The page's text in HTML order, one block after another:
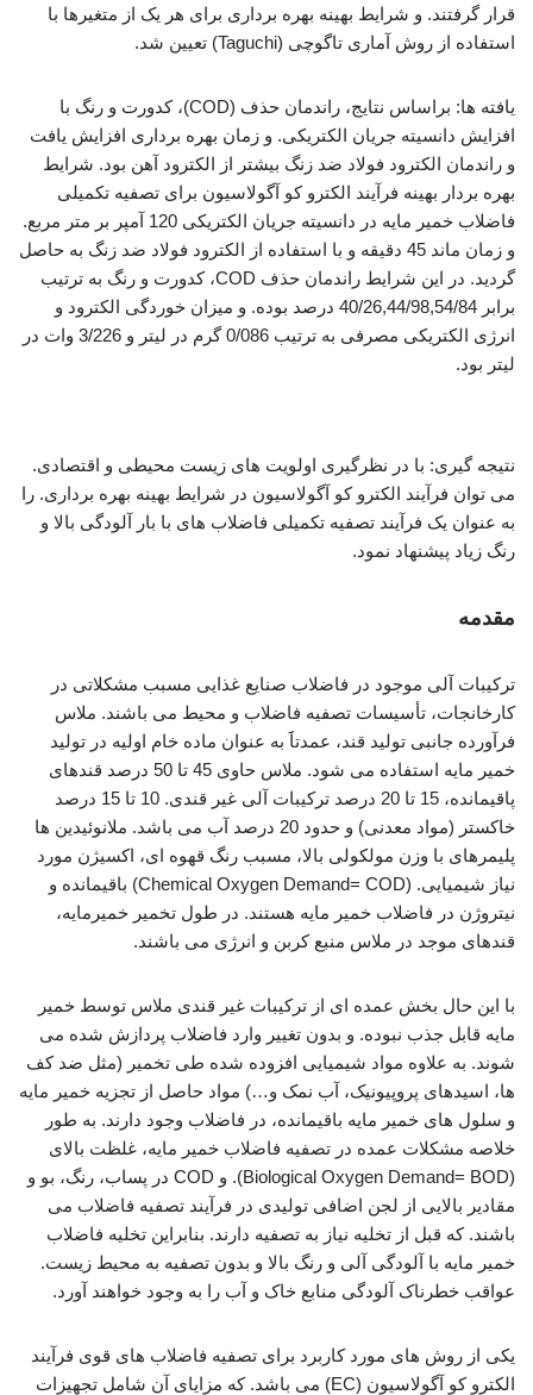
قرار گرفتند. و شرایط بهینه بهره برداری برای هر یک از متغیرها با
استفاده از روش آماری تاگوچی (Taguchi) تعیین شد.
یافته ها: براساس نتایج، راندمان حذف (COD)، کدورت و رنگ با
افزایش دانسیته جریان الکتریکی. و زمان بهره برداری افزایش یافت
و راندمان الکترود فولاد ضد زنگ بیشتر از الکترود آهن بود. شرایط
بهره بردار بهینه فرآیند الکترو کو آگولاسیون برای تصفیه تکمیلی
فاضلاب خمیر مایه در دانسیته جریان الکتریکی 120 آمپر بر متر مربع.
و زمان ماند 45 دقیقه و با استفاده از الکترود فولاد ضد زنگ به حاصل
گردید. در این شرایط راندمان حذف COD، کدورت و رنگ به ترتیب
برابر 40/26,44/98,54/84 درصد بوده. و میزان خوردگی الکترود و
انرژی الکتریکی مصرفی به ترتیب 0/086 گرم در لیتر و 3/226 وات در
لیتر بود.
نتیجه گیری: با در نظرگیری اولویت های زیست محیطی و اقتصادی.
می توان فرآیند الکترو کو آگولاسیون در شرایط بهینه بهره برداری. را
به عنوان یک فرآیند تصفیه تکمیلی فاضلاب های با بار آلودگی بالا و
رنگ زیاد پیشنهاد نمود.
مقدمه
ترکیبات آلی موجود در فاضلاب صنایع غذایی مسبب مشکلاتی در
کارخانجات، تأسیسات تصفیه فاضلاب و محیط می باشند. ملاس
فرآورده جانبی تولید قند، عمدتاََ به عنوان ماده خام اولیه در تولید
خمیر مایه استفاده می شود. ملاس حاوی 45 تا 50 درصد قندهای
پاقیمانده، 15 تا 20 درصد ترکیبات آلی غیر قندی. 10 تا 15 درصد
خاکستر (مواد معدنی) و حدود 20 درصد آب می باشد. ملانوئیدین ها
پلیمرهای با وزن مولکولی بالا، مسبب رنگ قهوه ای، اکسیژن مورد
نیاز شیمیایی. (Chemical Oxygen Demand= COD) باقیمانده و
نیتروژن در فاضلاب خمیر مایه هستند. در طول تخمیر خمیرمایه،
قندهای موجد در ملاس منبع کربن و انرژی می باشند.
با این حال بخش عمده ای از ترکیبات غیر قندی ملاس توسط خمیر
مایه قابل جذب نبوده. و بدون تغییر وارد فاضلاب پردازش شده می
شوند. به علاوه مواد شیمیایی افزوده شده طی تخمیر (مثل ضد کف
ها، اسیدهای پروپیونیک، آب نمک و…) مواد حاصل از تجزیه خمیر مایه
و سلول های خمیر مایه باقیمانده، در فاضلاب وجود دارند. به طور
خلاصه مشکلات عمده در تصفیه فاضلاب خمیر مایه، غلظت بالای
(Biological Oxygen Demand= BOD). و COD در پساب، رنگ، بو و
مقادیر بالایی از لجن اضافی تولیدی در فرآیند تصفیه فاضلاب می
باشند. که قبل از تخلیه نیاز به تصفیه دارند. بنابراین تخلیه فاضلاب
خمیر مایه با آلودگی آلی و رنگ بالا و بدون تصفیه به محیط زیست.
عواقب خطرناک آلودگی منابع خاک و آب را به وجود خواهند آورد.
یکی از روش های مورد کاربرد برای تصفیه فاضلاب های قوی فرآیند
الکترو کو آگولاسیون (EC) می باشد. که مزایای آن شامل تجهیزات